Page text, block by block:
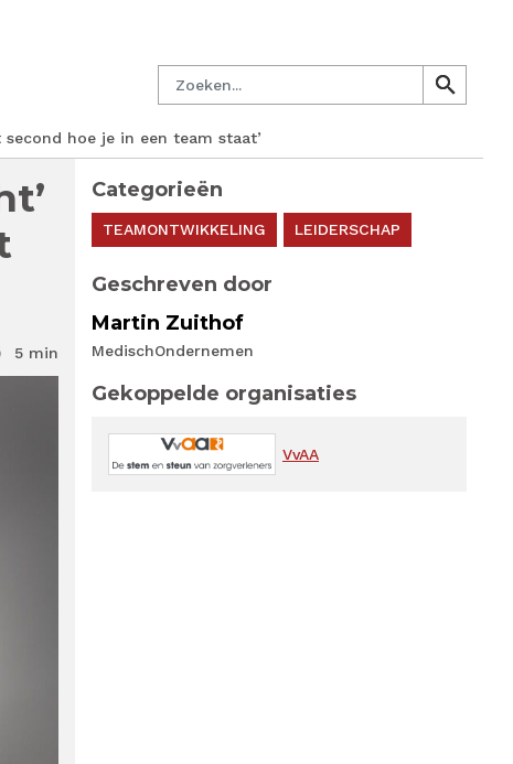
Zoeken
search
search
second hoe je in een team staat’
5 min
Categorieën
TEAMONTWIKKELING LEIDERSCHAP
Geschreven door
Martin Zuithof
MedischOndernemen
Gekoppelde organisaties
VvAA